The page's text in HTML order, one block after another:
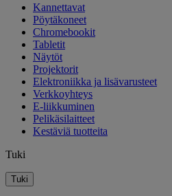
Kannettavat
Pöytäkoneet
Chromebookit
Tabletit
Näytöt
Projektorit
Elektroniikka ja lisävarusteet
Verkkoyhteys
E-liikkuminen
Pelikäsilaitteet
Kestäviä tuotteita
Tuki
Tuki